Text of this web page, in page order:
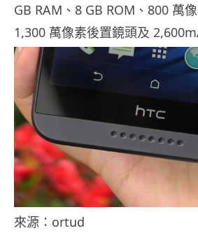
GB RAM、8 GB ROM、800 萬
1,300 萬像素後置鏡頭及
來源：ortud